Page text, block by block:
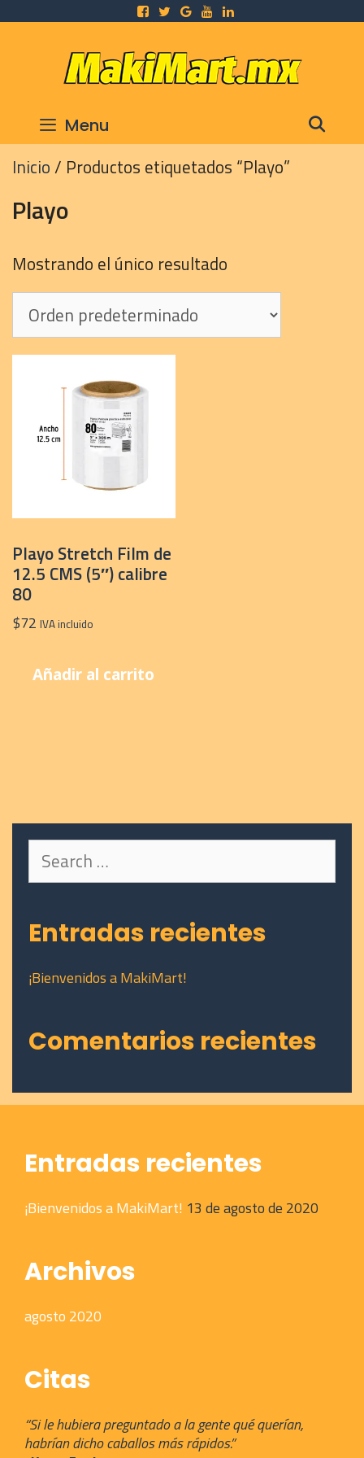
Menu
Inicio/ Productos etiquetados “Playo”
Playo
Mostrando el único resultado
Playo Stretch Film de
12.5 CMS (5″) calibre
80
$72 IVA incluido
Añadir al carrito
for:
Entradas recientes
¡Bienvenidos a MakiMart!
Comentarios recientes
Entradas recientes
¡Bienvenidos a MakiMart! 13 de agosto de 2020
Archivos
agosto 2020
Citas
“Si le hubiera preguntado a la gente qué querían,
habrían dicho caballos más rápidos.”